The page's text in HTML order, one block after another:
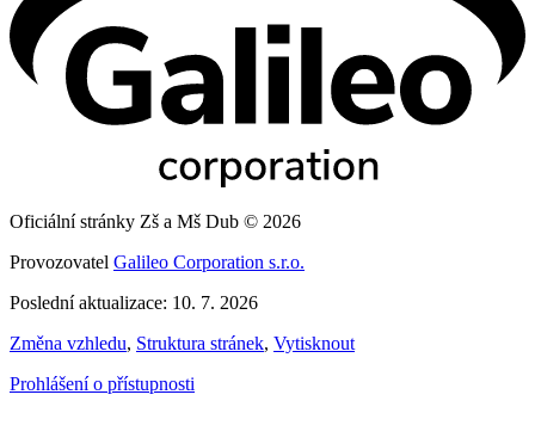
Oficiální stránky Zš a Mš Dub © 2026
Provozovatel Galileo Corporation s.r.o.
Poslední aktualizace: 10. 7. 2026
Změna vzhledu, Struktura stránek, Vytisknout
Prohlášení o přístupnosti